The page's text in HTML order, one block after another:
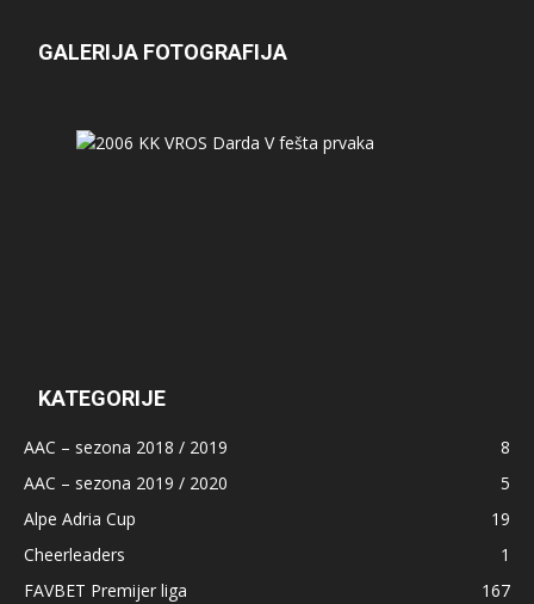
GALERIJA FOTOGRAFIJA
KATEGORIJE
AAC – sezona 2018 / 2019
8
AAC – sezona 2019 / 2020
5
Alpe Adria Cup
19
Cheerleaders
1
FAVBET Premijer liga
167